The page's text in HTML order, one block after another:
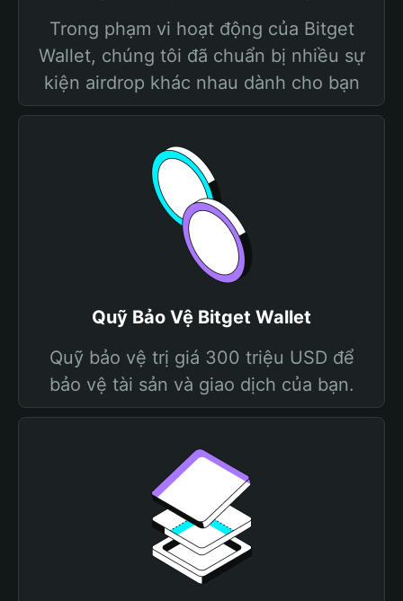
Trong phạm vi hoạt động của Bitget
Wallet, chúng tôi đã chuẩn bị nhiều sự
kiện airdrop khác nhau dành cho bạn
Quỹ Bảo Vệ Bitget Wallet
Quỹ bảo vệ trị giá 300 triệu USD để
bảo vệ tài sản và giao dịch của bạn.